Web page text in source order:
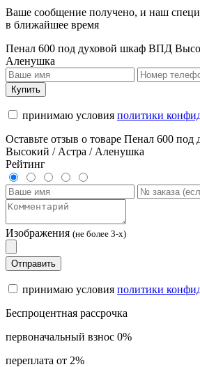
Ваше сообщение получено, и наш
в ближайшее время
Пенал 600 под духовой шкаф ВПД
Аленушка
Купить
принимаю условия политики
Оставьте отзыв о товаре Пенал 600
Высокий / Астра / Аленушка
Рейтинг
Изображения (не более 3-х)
Отправить
принимаю условия политики
Беспроцентная рассрочка
первоначальный взнос 0%
переплата от 2%